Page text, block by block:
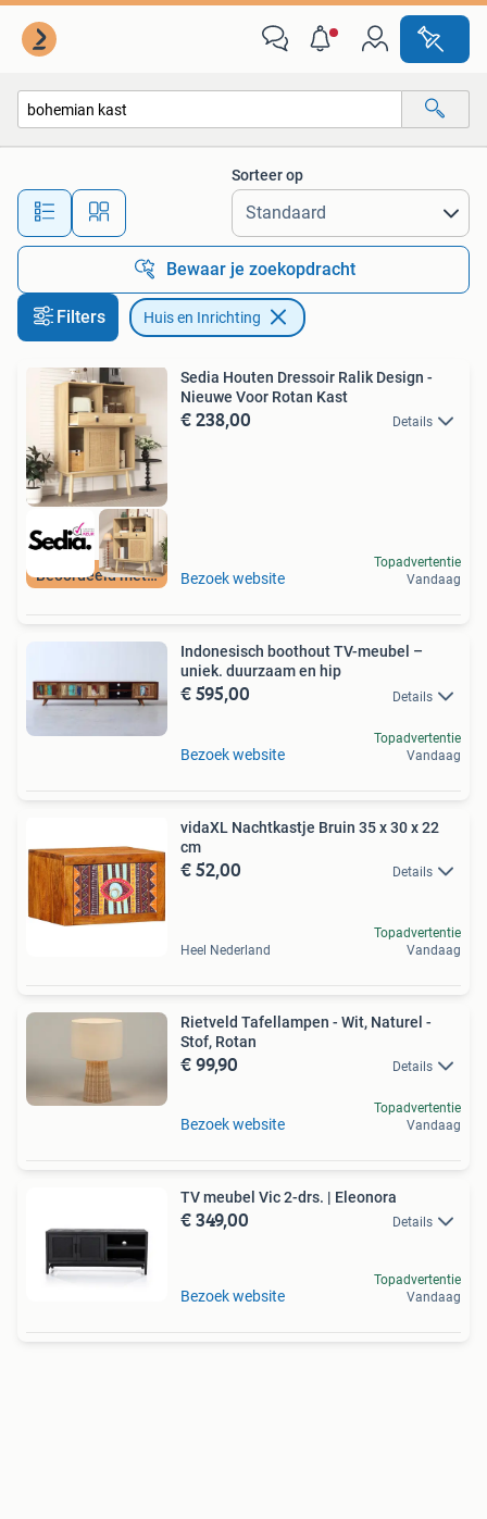
Alle afstanden…
Sorteer op
Bewaar je zoekopdracht
Filters Huis en Inrichting
Beoordeeld met 9+
Sedia Houten Dressoir Ralik Design -
Nieuwe Voor Rotan Kast
€ 238,00 Details
Bezoek website
Topadvertentie
Vandaag
Indonesisch boothout TV-meubel –
uniek. duurzaam en hip
€ 595,00 Details
Bezoek website
Topadvertentie
Vandaag
vidaXL Nachtkastje Bruin 35 x 30 x 22
cm
€ 52,00 Details
Heel Nederland
Topadvertentie
Vandaag
Rietveld Tafellampen - Wit, Naturel -
Stof, Rotan
€ 99,90 Details
Bezoek website
Topadvertentie
Vandaag
TV meubel Vic 2-drs. | Eleonora
€ 349,00 Details
Bezoek website
Topadvertentie
Vandaag